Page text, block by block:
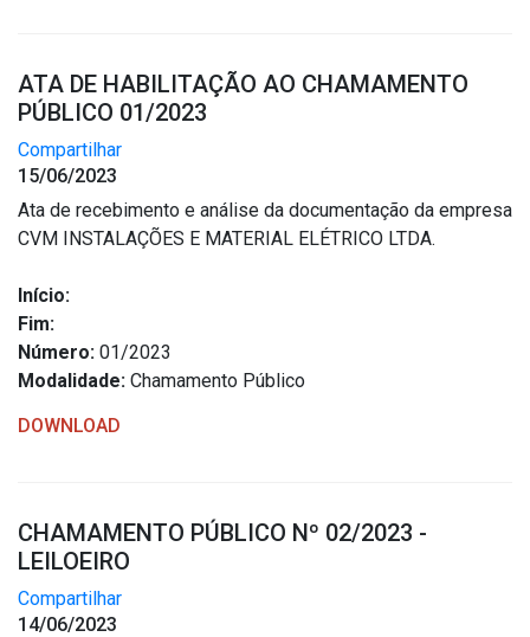
ATA DE HABILITAÇÃO AO CHAMAMENTO
PÚBLICO 01/2023
Compartilhar
15/06/2023
Ata de recebimento e análise da documentação da empresa
CVM INSTALAÇÕES E MATERIAL ELÉTRICO LTDA.
Início:
Fim:
Número: 01/2023
Modalidade: Chamamento Público
DOWNLOAD
CHAMAMENTO PÚBLICO Nº 02/2023 -
LEILOEIRO
Compartilhar
14/06/2023